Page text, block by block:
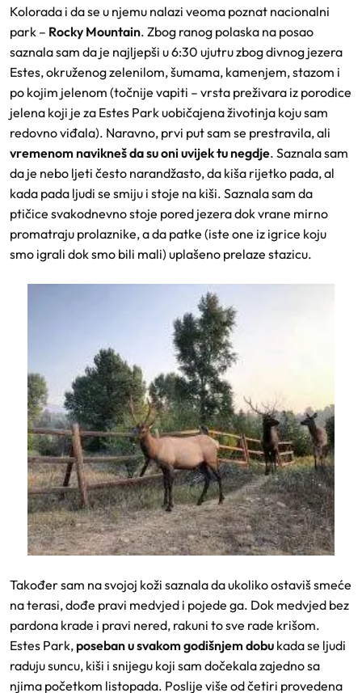
Kolorada i da se u njemu nalazi veoma poznat nacionalni
park – Rocky Mountain. Zbog ranog polaska na posao
saznala sam da je najljepši u 6:30 ujutru zbog divnog jezera
Estes, okruženog zelenilom, šumama, kamenjem, stazom i
po kojim jelenom (točnije vapiti – vrsta preživara iz porodice
jelena koji je za Estes Park uobičajena životinja koju sam
redovno viđala). Naravno, prvi put sam se prestravila, ali
vremenom navikneš da su oni uvijek tu negdje. Saznala sam
da je nebo ljeti često narandžasto, da kiša rijetko pada, al
kada pada ljudi se smiju i stoje na kiši. Saznala sam da
ptičice svakodnevno stoje pored jezera dok vrane mirno
promatraju prolaznike, a da patke (iste one iz igrice koju
smo igrali dok smo bili mali) uplašeno prelaze stazicu.
Također sam na svojoj koži saznala da ukoliko ostaviš smeće
na terasi, dođe pravi medvjed i pojede ga. Dok medvjed bez
pardona krade i pravi nered, rakuni to sve rade krišom.
Estes Park, poseban u svakom godišnjem dobu kada se ljudi
raduju suncu, kiši i snijegu koji sam dočekala zajedno sa
njima početkom listopada. Poslije više od četiri provedena